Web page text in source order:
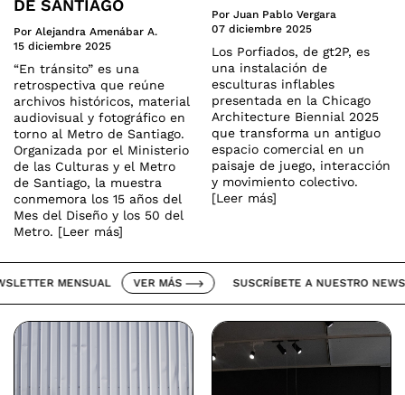
DE SANTIAGO
Por Alejandra Amenábar A.
15 diciembre 2025
“En tránsito” es una
retrospectiva que reúne
archivos históricos, material
audiovisual y fotográfico en
torno al Metro de Santiago.
Organizada por el Ministerio
de las Culturas y el Metro
de Santiago, la muestra
conmemora los 15 años del
Mes del Diseño y los 50 del
Metro. [Leer más]
Por Juan Pablo Vergara
07 diciembre 2025
Los Porfiados, de gt2P, es
una instalación de
esculturas inflables
presentada en la Chicago
Architecture Biennial 2025
que transforma un antiguo
espacio comercial en un
paisaje de juego, interacción
y movimiento colectivo.
[Leer más]
MENSUAL VER MÁS SUSCRÍBETE A NUESTRO